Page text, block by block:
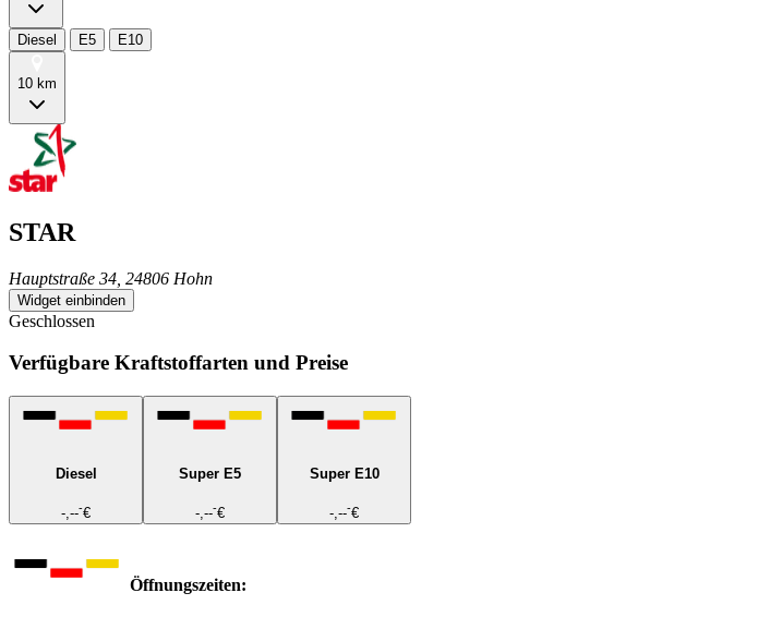
Diesel E5 E10
10 km
STAR
Hauptstraße 34, 24806 Hohn
Widget einbinden
Geschlossen
Verfügbare Kraftstoffarten und Preise
Diesel
-,---€
Super E5
-,---€
Super E10
-,---€
Öffnungszeiten: